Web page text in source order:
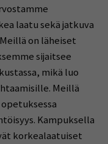
laatu sekä jatkuva
on läheiset
sijaitsee
mikä luo
Meillä
Kampuksella
korkealaatuiset